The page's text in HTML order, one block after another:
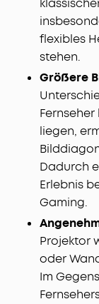
flexibles
stehen.
Größere
liegen,
Dadurch
Erlebnis
Gaming.
Projektor
oder
Im